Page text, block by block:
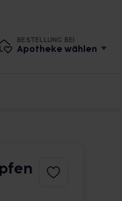
BESTELLUNG BEI
Apotheke wählen